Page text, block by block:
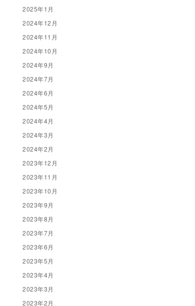
2025年1月
2024年12月
2024年11月
2024年10月
2024年9月
2024年7月
2024年6月
2024年5月
2024年4月
2024年3月
2024年2月
2023年12月
2023年11月
2023年10月
2023年9月
2023年8月
2023年7月
2023年6月
2023年5月
2023年4月
2023年3月
2023年2月